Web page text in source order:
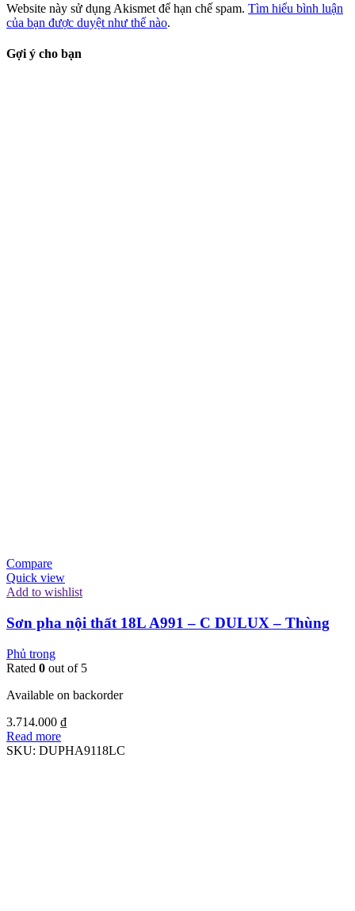
Website này sử dụng Akismet để hạn chế spam. Tìm hiểu bình luận
của bạn được duyệt như thế nào.
Gợi ý cho bạn
Compare
Quick view
Add to wishlist
Sơn pha nội thất 18L A991 – C DULUX – Thùng
Phủ trong
Rated 0 out of 5
Available on backorder
3.714.000 ₫
Read more
SKU: DUPHA9118LC